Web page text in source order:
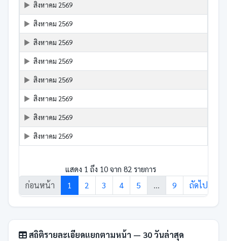
สิงหาคม 2569
สิงหาคม 2569
สิงหาคม 2569
สิงหาคม 2569
สิงหาคม 2569
สิงหาคม 2569
สิงหาคม 2569
สิงหาคม 2569
แสดง 1 ถึง 10 จาก 82 รายการ
ก่อนหน้า 1 2 3 4 5 … 9 ถัดไป
สถิติรายละเอียดแยกตามหน้า — 30 วันล่าสุด